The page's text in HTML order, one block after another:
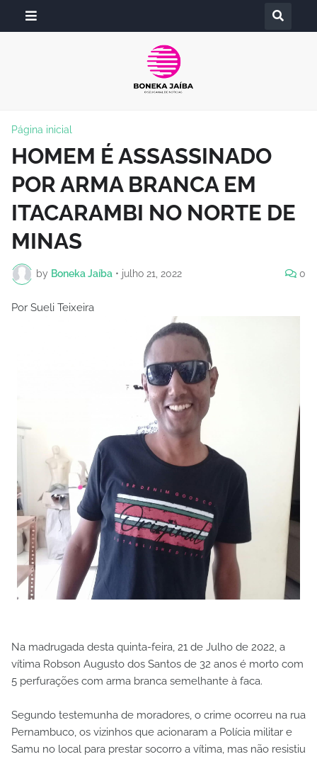
Página inicial
HOMEM É ASSASSINADO
POR ARMA BRANCA EM
ITACARAMBI NO NORTE DE
MINAS
by Boneka Jaíba • julho 21, 2022 0
Por Sueli Teixeira
Na madrugada desta quinta-feira, 21 de Julho de 2022, a
vítima Robson Augusto dos Santos de 32 anos é morto com
5 perfurações com arma branca semelhante à faca.
Segundo testemunha de moradores, o crime ocorreu na rua
Pernambuco, os vizinhos que acionaram a Polícia militar e
Samu no local para prestar socorro a vítima, mas não resistiu